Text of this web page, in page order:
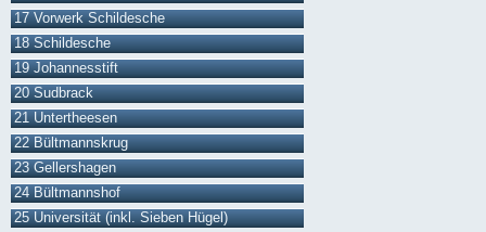
17 Vorwerk Schildesche
18 Schildesche
19 Johannesstift
20 Sudbrack
21 Untertheesen
22 Bültmannskrug
23 Gellershagen
24 Bültmannshof
25 Universität (inkl. Sieben Hügel)